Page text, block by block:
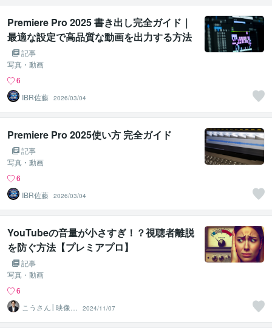
Premiere Pro 2025 書き出し完全ガイド｜
最適な設定で高品質な動画を出力する方法
記事
写真・動画
6
IBR佐藤 2026/03/04
Premiere Pro 2025使い方 完全ガイド
記事
写真・動画
6
IBR佐藤 2026/03/04
YouTubeの音量が小さすぎ！？視聴者離脱
を防ぐ方法【プレミアプロ】
記事
写真・動画
6
こうさん│映像×
AI×SNS
2024/11/07